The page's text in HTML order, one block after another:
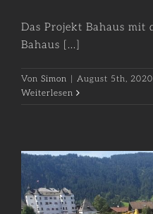
Das Projekt Bahaus mit
Bahaus [...]
Von Simon | August 5th, 2020
Weiterlesen